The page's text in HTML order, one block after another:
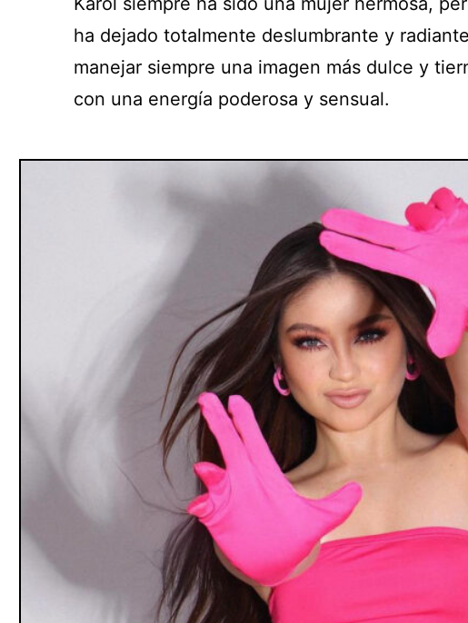
ha dejado totalmente deslumbrante y
manejar siempre una imagen más dulce y
con una energía poderosa y sensual.